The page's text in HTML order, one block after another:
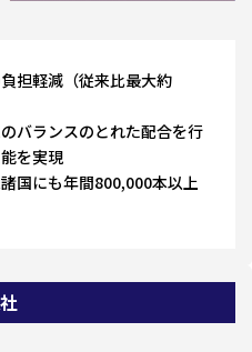
担軽減（従来比最大約
バランスのとれた配合を行
を実現
国にも年間800,000本以上